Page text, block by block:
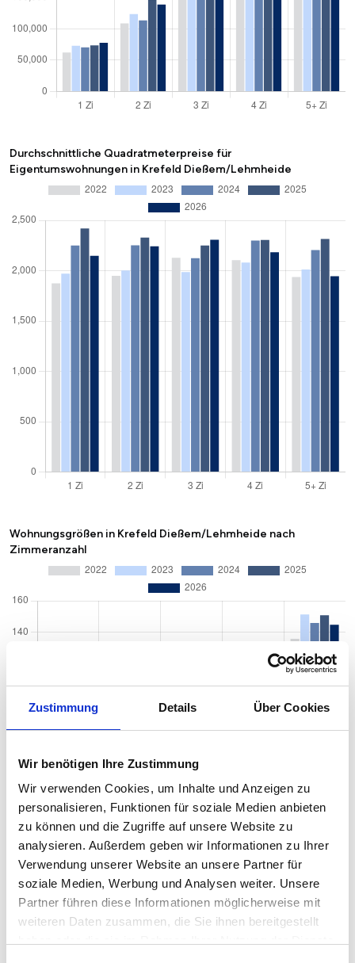
Zustimmung Details Über Cookies
Wir benötigen Ihre Zustimmung
Wir verwenden Cookies, um Inhalte und Anzeigen zu
personalisieren, Funktionen für soziale Medien anbieten
zu können und die Zugriffe auf unsere Website zu
analysieren. Außerdem geben wir Informationen zu Ihrer
Verwendung unserer Website an unsere Partner für
soziale Medien, Werbung und Analysen weiter. Unsere
Partner führen diese Informationen möglicherweise mit
weiteren Daten zusammen, die Sie ihnen bereitgestellt
Durchschnittliche Quadratmeterpreise für
Eigentumswohnungen in Krefeld Dießem/Lehmheide
Wohnungsgrößen in Krefeld Dießem/Lehmheide nach
Zimmeranzahl